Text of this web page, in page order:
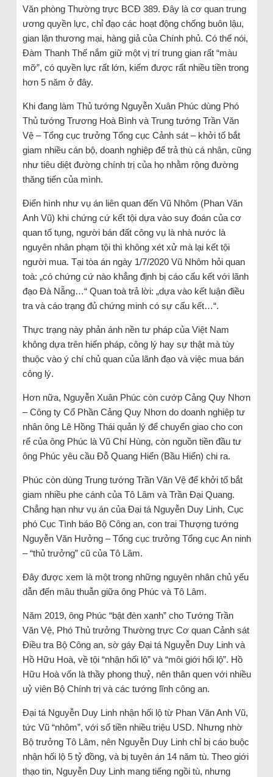
Văn phòng Thường trực BCĐ 389. Đây là cơ quan trung
ương quyền lực, chỉ đạo các hoạt động chống buôn lậu,
gian lận thương mại, hàng giả của Chính phủ. Có thể nói,
Đàm Thanh Thế nắm giữ một vị trí trung gian rất “màu
mỡ”, có quyền lực rất lớn, kiếm được rất nhiều tiền trong
hơn 5 năm ở đây.
Khi đang làm Thủ tướng Nguyễn Xuân Phúc dùng Phó
Thủ tướng Trương Hoà Bình và Trung tướng Trần Văn
Vệ – Tổng cục trưởng Tổng cục Cảnh sát – khởi tố bắt
giam nhiều cán bộ, doanh nghiệp để trả thù cá nhân, cũng
như tiêu diệt đường chính trị của họ nhằm rộng đường
thăng tiến của mình.
Điển hình như vụ án liên quan đến Vũ Nhôm (Phan Văn
Anh Vũ) khi chứng cứ kết tội dựa vào suy đoán của cơ
quan tố tụng, người bán đất công vụ là nhà nước là
nguyên nhân phạm tội thì không xét xử mà lại kết tội
người mua. Tại tòa án ngày 1/7/2020 Vũ Nhôm hỏi quan
toà: „có chứng cứ nào khẳng định bị cáo cấu kết với lãnh
đạo Đà Nẵng…“ Quan toà trả lời: „dựa vào kết luận điều
tra và cáo trạng đủ chứng minh có sự cấu kết…“.
Thực trạng này phản ánh nền tư pháp của Việt Nam
không dựa trên hiến pháp, công lý hay sự thật mà tùy
thuộc vào ý chí chủ quan của lãnh đạo và việc mua bán
công lý.
Hơn nữa, Nguyễn Xuân Phúc còn cướp Cảng Quy Nhơn
– Công ty Cổ Phần Cảng Quy Nhơn do doanh nghiệp tư
nhân ông Lê Hồng Thái quản lý để chuyển giao cho con
rể của ông Phúc là Vũ Chí Hùng, còn nguồn tiền đầu tư
ông Phúc yêu cầu Đỗ Quang Hiển (Bầu Hiển) chi ra.
Phúc còn dùng Trung tướng Trần Văn Vệ để khởi tố bắt
giam nhiều phe cánh của Tô Lâm và Trần Đại Quang.
Chẳng hạn như vụ án của Đại tá Nguyễn Duy Linh, Cục
phó Cục Tình báo Bộ Công an, con trai Thượng tướng
Nguyễn Văn Hưởng – Tổng cục trưởng Tổng cục An ninh
– “thủ trưởng” cũ của Tô Lâm.
Đây được xem là một trong những nguyên nhân chủ yếu
dẫn đến mâu thuẫn giữa ông Phúc và Tô Lâm.
Năm 2019, ông Phúc “bật đèn xanh” cho Tướng Trần
Văn Vệ, Phó Thủ trưởng Thường trực Cơ quan Cảnh sát
Điều tra Bộ Công an, sờ gáy Đại tá Nguyễn Duy Linh và
Hồ Hữu Hoà, về tội “nhận hối lộ” và “môi giới hối lộ”. Hồ
Hữu Hoà vốn là thầy phong thuỷ, nên thân quen với nhiều
uỷ viên Bộ Chính trị và các tướng lĩnh công an.
Đại tá Nguyễn Duy Linh nhận hối lộ từ Phan Văn Anh Vũ,
tức Vũ “nhôm”, với số tiền nhiều triệu USD. Nhưng nhờ
Bộ trưởng Tô Lâm, nên Nguyễn Duy Linh chỉ bị cáo buộc
nhận hối lộ 5 tỷ đồng, và bị tuyên án 14 năm tù. Theo giới
thạo tin, Nguyễn Duy Linh mang tiếng ngồi tù, nhưng